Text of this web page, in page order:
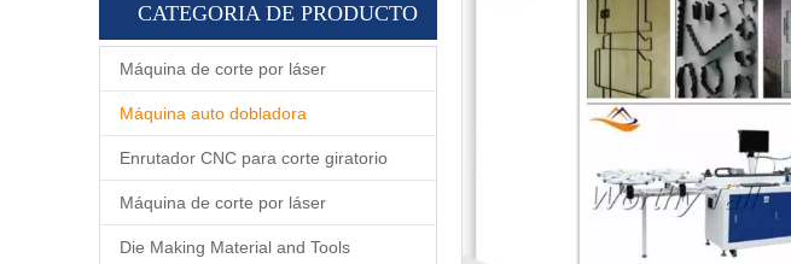
CATEGORIA DE PRODUCTO
Máquina de corte por láser
Máquina auto dobladora
Enrutador CNC para corte giratorio
Máquina de corte por láser
Die Making Material and Tools